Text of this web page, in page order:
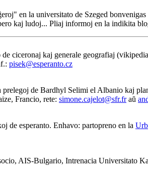
en la universitato de Szeged
kaj ludoj... Pliaj informoj en la indikita
ciceronaj kaj generale geografiaj
pisek@esperanto.cz
de Bardhyl Selimi el Albanio kaj
Francio, rete: simone.cajelot@sfr.fraŭ
de esperanto. Enhavo: partopreno en la
AIS-Bulgario, Intrenacia Universitato